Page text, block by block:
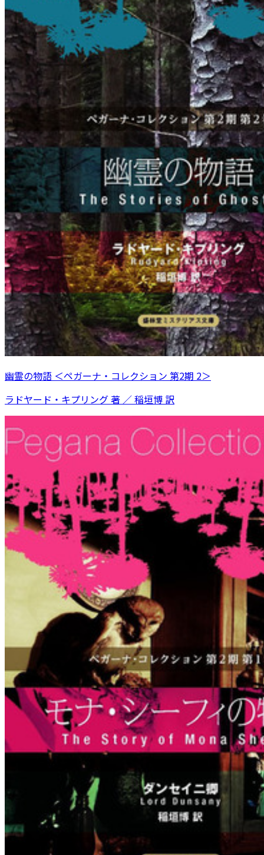
幽霊の物語 ＜ペガーナ・コレクション 第2期 2＞
ラドヤード・キプリング 著 ／ 稲垣博 訳